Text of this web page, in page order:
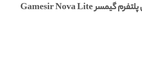
دسته بازی بیسیم مولتی پلتفرم گیمسر Gamesir Nova Lite